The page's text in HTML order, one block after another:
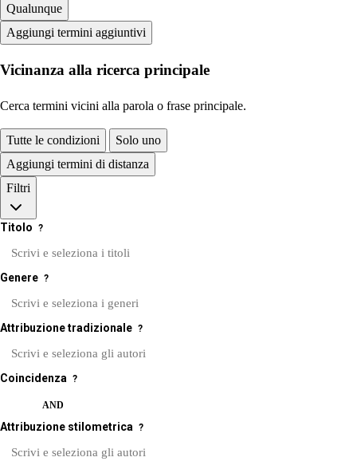
Qualunque
Aggiungi termini aggiuntivi
Vicinanza alla ricerca principale
Cerca termini vicini alla parola o frase principale.
Tutte le condizioni
Solo uno
Aggiungi termini di distanza
Filtri
Titolo ?
Genere ?
Attribuzione tradizionale ?
Coincidenza ?
AND
Attribuzione stilometrica ?